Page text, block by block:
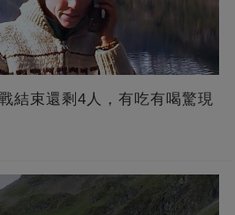
結束還剩4人，有吃有喝驚現